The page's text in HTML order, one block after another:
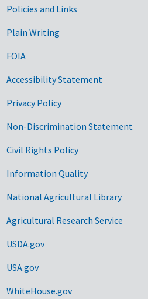
Government Links
Policies and Links
Plain Writing
FOIA
Accessibility Statement
Privacy Policy
Non-Discrimination Statement
Civil Rights Policy
Information Quality
National Agricultural Library
Agricultural Research Service
USDA.gov
USA.gov
WhiteHouse.gov